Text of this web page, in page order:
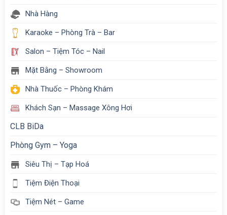
Nhà Hàng
Karaoke – Phòng Trà – Bar
Salon – Tiệm Tóc – Nail
Mặt Bằng – Showroom
Nhà Thuốc – Phòng Khám
Khách Sạn – Massage Xông Hơi
CLB BiDa
Phòng Gym – Yoga
Siêu Thị – Tạp Hoá
Tiệm Điện Thoại
Tiệm Nét – Game